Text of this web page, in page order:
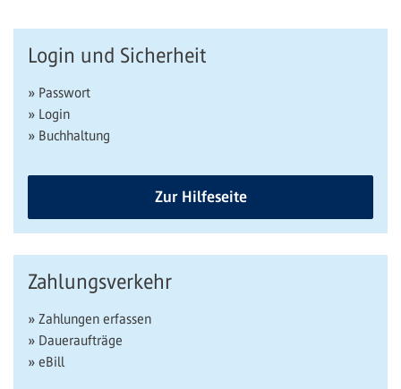
Login und Sicherheit
» Passwort
» Login
» Buchhaltung
Zur Hilfeseite
Zahlungsverkehr
» Zahlungen erfassen
» Daueraufträge
» eBill